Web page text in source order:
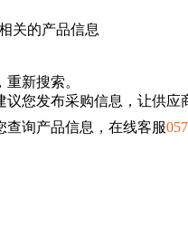
关的产品信息
新搜索。
您发布采购信息，让供应
查询产品信息，在线客服